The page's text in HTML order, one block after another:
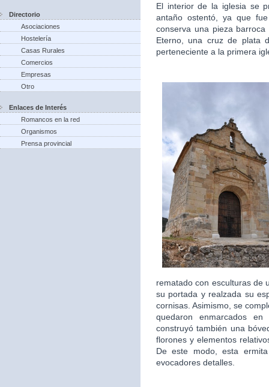
Directorio
Asociaciones
Hostelería
Casas Rurales
Comercios
Empresas
Otro
Enlaces de Interés
Romancos en la red
Organismos
Prensa provincial
El interior de la iglesia se
antaño ostentó, ya que
conserva una pieza
Eterno, una cruz de plata
perteneciente a la primera
rematado con esculturas de
su portada y realzada su
cornisas. Asimismo, se
quedaron enmarcados
construyó también una
florones y elementos
De este modo, esta
evocadores detalles.